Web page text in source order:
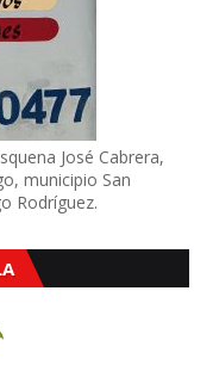
José Cabrera,
municipio San
Rodríguez.